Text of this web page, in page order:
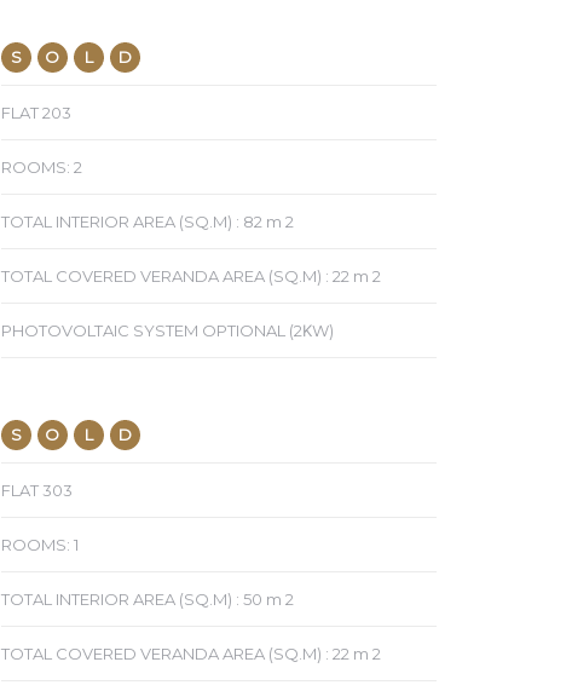
S O L D
FLAT 203
ROOMS: 2
TOTAL INTERIOR AREA (SQ.M) : 82 m 2
TOTAL COVERED VERANDA AREA (SQ.M) : 22 m 2
PHOTOVOLTAIC SYSTEM OPTIONAL (2ΚW)
S O L D
FLAT 303
ROOMS: 1
TOTAL INTERIOR AREA (SQ.M) : 50 m 2
TOTAL COVERED VERANDA AREA (SQ.M) : 22 m 2